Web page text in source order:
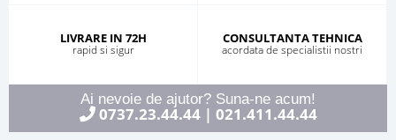
LIVRARE IN 72H
rapid si sigur
CONSULTANTA TEHNICA
acordata de specialistii nostri
Ai nevoie de ajutor? Suna-ne acum!
0737.23.44.44| 021.411.44.44